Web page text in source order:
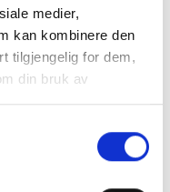
medier,
kan kombinere den
tilgjengelig for dem,
din bruk av
til utsendelse
lagres inntil du
Behandling av
å følge opp